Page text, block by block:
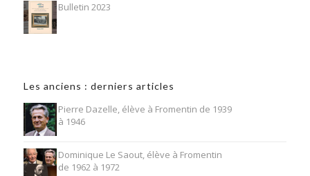
Bulletin 2023
Les anciens : derniers articles
Pierre Dazelle, élève à Fromentin de 1939
à 1946
Dominique Le Saout, élève à Fromentin
de 1962 à 1972